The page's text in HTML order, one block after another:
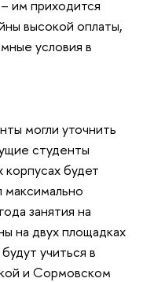
им приходится
высокой оплаты,
условия в
могли уточнить
студенты
корпусах будет
занятия на
на двух площадках
учиться в
и Сормовском